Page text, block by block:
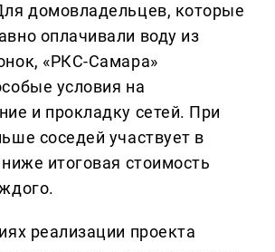
домовладельцев, которые
оплачивали воду из
«РКС-Самара»
условия на
и прокладку сетей. При
соседей участвует в
итоговая стоимость
реализации проекта